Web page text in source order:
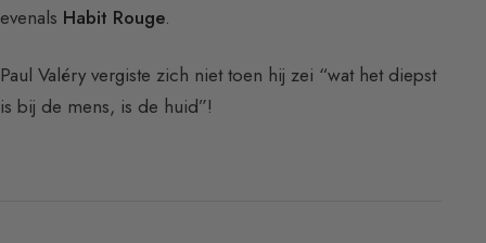
evenals Habit Rouge.
Paul Valéry vergiste zich niet toen hij zei “wat het diepst
is bij de mens, is de huid”!